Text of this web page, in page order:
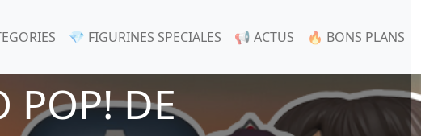
💎 FIGURINES SPECIALES 📢 ACTUS 🔥 BONS PLANS
POP! DE